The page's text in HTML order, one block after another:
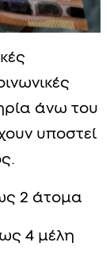
άνω του
υποστεί
2 άτομα
4 μέλη